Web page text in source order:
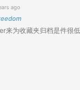
ago
来为收藏夹归档是件很